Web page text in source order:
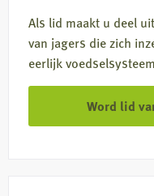
Als lid maakt u deel
van jagers die zich
eerlijk
Word lid